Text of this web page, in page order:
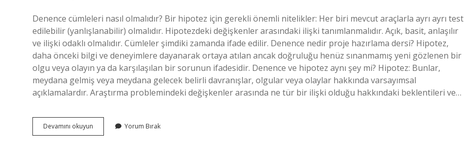
Denence cümleleri nasıl olmalıdır? Bir hipotez için gerekli önemli nitelikler: Her biri mevcut araçlarla ayrı ayrı test
edilebilir (yanlışlanabilir) olmalıdır. Hipotezdeki değişkenler arasındaki ilişki tanımlanmalıdır. Açık, basit, anlaşılır
ve ilişki odaklı olmalıdır. Cümleler şimdiki zamanda ifade edilir. Denence nedir proje hazırlama dersi? Hipotez,
daha önceki bilgi ve deneyimlere dayanarak ortaya atılan ancak doğruluğu henüz sınanmamış yeni gözlenen bir
olgu veya olayın ya da karşılaşılan bir sorunun ifadesidir. Denence ve hipotez aynı şey mi? Hipotez: Bunlar,
meydana gelmiş veya meydana gelecek belirli davranışlar, olgular veya olaylar hakkında varsayımsal
açıklamalardır. Araştırma problemindeki değişkenler arasında ne tür bir ilişki olduğu hakkındaki beklentileri ve…
Devamını okuyun Denence
Nedir
Yorum Bırak